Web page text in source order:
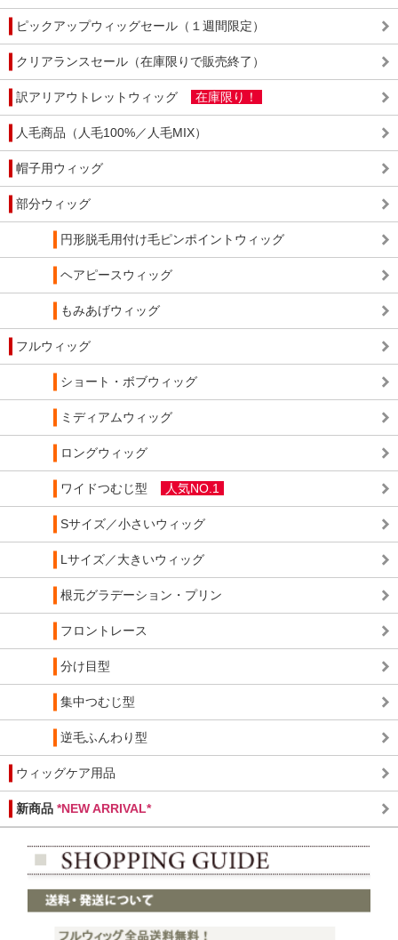
ピックアップウィッグセール（１週間限定）
クリアランスセール（在庫限りで販売終了）
訳アリアウトレットウィッグ 在庫限り！
人毛商品（人毛100%／人毛MIX）
帽子用ウィッグ
部分ウィッグ
円形脱毛用付け毛ピンポイントウィッグ
ヘアピースウィッグ
もみあげウィッグ
フルウィッグ
ショート・ボブウィッグ
ミディアムウィッグ
ロングウィッグ
ワイドつむじ型 人気NO.1
Sサイズ／小さいウィッグ
Lサイズ／大きいウィッグ
根元グラデーション・プリン
フロントレース
分け目型
集中つむじ型
逆毛ふんわり型
ウィッグケア用品
新商品 *NEW ARRIVAL*